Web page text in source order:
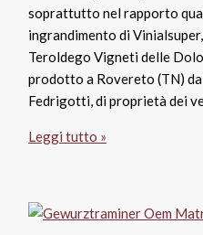
soprattutto nel rapporto
ingrandimento di
Teroldego Vigneti delle
prodotto a Rovereto (TN)
Fedrigotti, di proprietà dei
Vigneti
Igt
2017
Leggi tutto »